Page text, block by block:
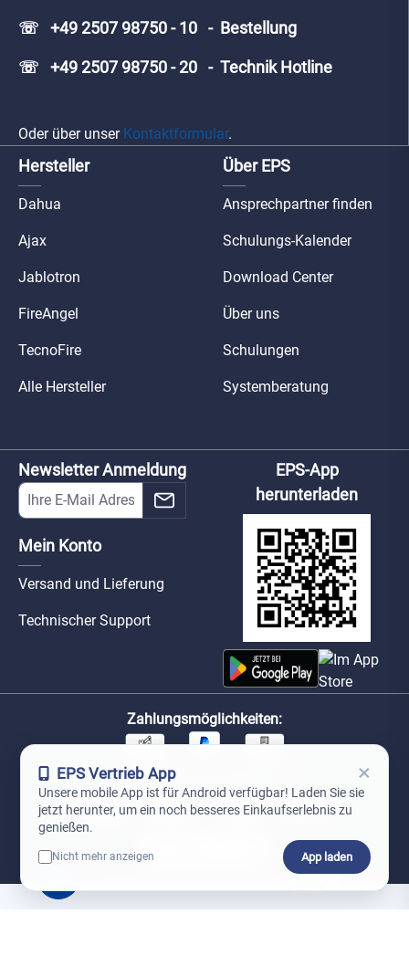
☏ +49 2507 98750 - 10 - Bestellung
☏ +49 2507 98750 - 20 - Technik Hotline
Oder über unser Kontaktformular.
Hersteller
Dahua
Ajax
Jablotron
FireAngel
TecnoFire
Alle Hersteller
Über EPS
Ansprechpartner finden
Schulungs-Kalender
Download Center
Über uns
Schulungen
Systemberatung
Newsletter Anmeldung
Mein Konto
Versand und Lieferung
Technischer Support
EPS-App
herunterladen
Zahlungsmöglichkeiten:
Unsere Versandpartner:
EPS Vertrieb App ×
Unsere mobile App ist für Android verfügbar! Laden Sie sie
jetzt herunter, um ein noch besseres Einkaufserlebnis zu
genießen.
Nicht mehr anzeigen App laden